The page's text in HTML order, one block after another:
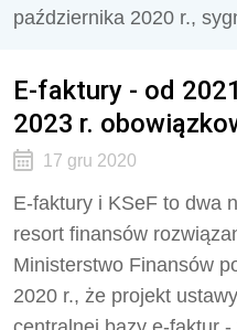
października 2020 r.,
E-faktury - od
2023 r.
17 gru 2020
E-faktury i KSeF to dwa
resort finansów
Ministerstwo Finansów
2020 r., że projekt